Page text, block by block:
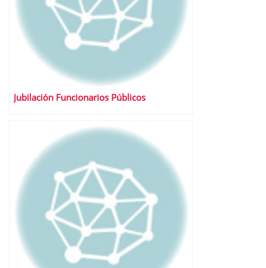
Jubilación Funcionarios Públicos